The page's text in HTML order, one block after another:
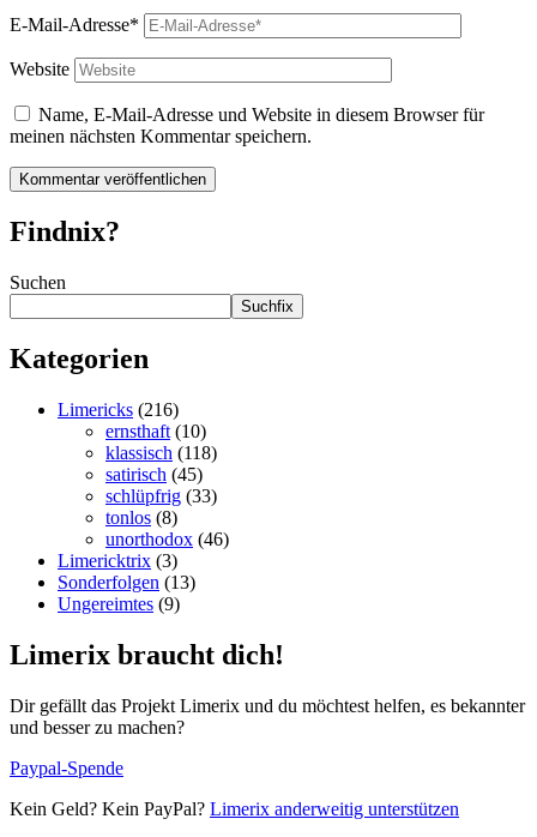
E-Mail-Adresse*
Website
Name, E-Mail-Adresse und Website in diesem Browser für
meinen nächsten Kommentar speichern.
Findnix?
Suchen
Suchfix
Kategorien
Limericks (216)
ernsthaft (10)
klassisch (118)
satirisch (45)
schlüpfrig (33)
tonlos (8)
unorthodox (46)
Limericktrix (3)
Sonderfolgen (13)
Ungereimtes (9)
Limerix braucht dich!
Dir gefällt das Projekt Limerix und du möchtest helfen, es bekannter
und besser zu machen?
Paypal-Spende
Kein Geld? Kein PayPal? Limerix anderweitig unterstützen